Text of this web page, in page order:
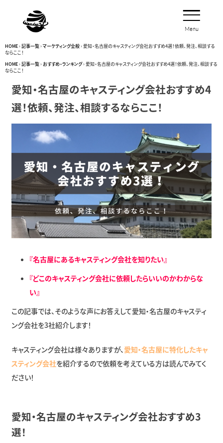
Menu
HOME›記事一覧›マーケティング全般›愛知・名古屋のキャスティング会社おすすめ4選！依頼、発注、相談する
ならここ！
HOME›記事一覧› おすすめ・ランキング›愛知・名古屋のキャスティング会社おすすめ4選！依頼、発注、相談する
ならここ！
愛知・名古屋のキャスティング会社おすすめ4
選！依頼、発注、相談するならここ！
『名古屋にあるキャスティング会社を知りたい』
『どこのキャスティング会社に依頼したらいいのかわからな
い』
この記事では、そのような声にお答えして愛知・名古屋のキャスティ
ング会社を3社紹介します！
キャスティング会社は様々ありますが、愛知・名古屋に特化したキャ
スティング会社を紹介するので依頼を考えている方は読んでみてく
ださい！
愛知・名古屋のキャスティング会社おすすめ3
選！